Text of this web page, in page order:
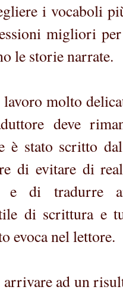
i vocaboli
migliori per
le storie narrate.
molto
deve
è stato scritto
di evitare di
e di tradurre
di scrittura e
evoca nel lettore.
ad un